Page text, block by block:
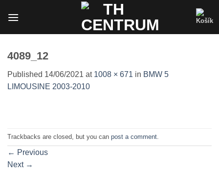
4089_12
Published 14/06/2021 at 1008 × 671 in BMW 5
LIMOUSINE 2003-2010
Trackbacks are closed, but you can post a comment
← Previous
Next →